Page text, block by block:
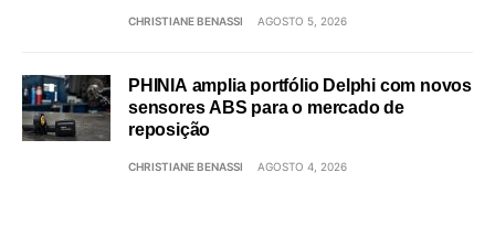
CHRISTIANE BENASSI AGOSTO 5, 2026
PHINIA amplia portfólio Delphi com novos
sensores ABS para o mercado de
reposição
CHRISTIANE BENASSI AGOSTO 4, 2026